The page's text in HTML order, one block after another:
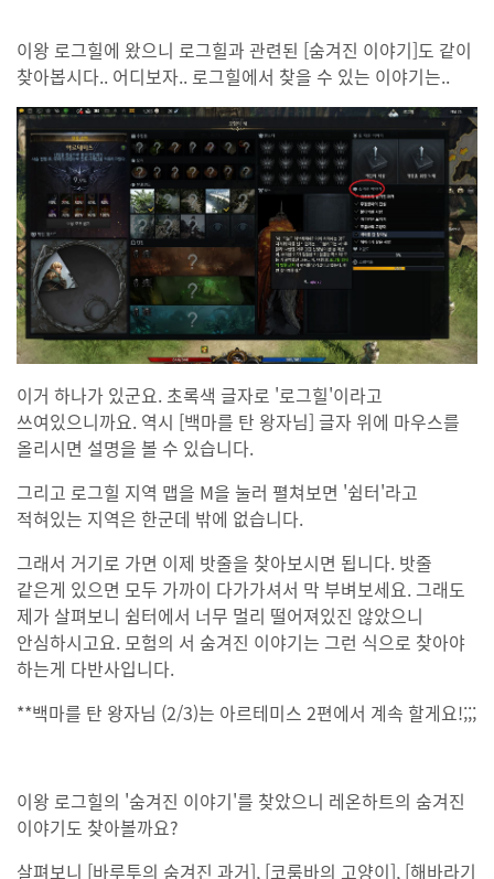
이왕 로그힐에 왔으니 로그힐과 관련된 [숨겨진 이야기]도 같이
찾아봅시다.. 어디보자.. 로그힐에서 찾을 수 있는 이야기는..
이거 하나가 있군요. 초록색 글자로 '로그힐'이라고
쓰여있으니까요. 역시 [백마를 탄 왕자님] 글자 위에 마우스를
올리시면 설명을 볼 수 있습니다.
그리고 로그힐 지역 맵을 M을 눌러 펼쳐보면 '쉼터'라고
적혀있는 지역은 한군데 밖에 없습니다.
그래서 거기로 가면 이제 밧줄을 찾아보시면 됩니다. 밧줄
같은게 있으면 모두 가까이 다가가셔서 막 부벼보세요. 그래도
제가 살펴보니 쉼터에서 너무 멀리 떨어져있진 않았으니
안심하시고요. 모험의 서 숨겨진 이야기는 그런 식으로 찾아야
하는게 다반사입니다.
**백마를 탄 왕자님 (2/3)는 아르테미스 2편에서 계속 할게요!;;;
이왕 로그힐의 '숨겨진 이야기'를 찾았으니 레온하트의 숨겨진
이야기도 찾아볼까요?
살펴보니 [바루투의 숨겨진 과거], [코룸바의 고양이], [해바라기